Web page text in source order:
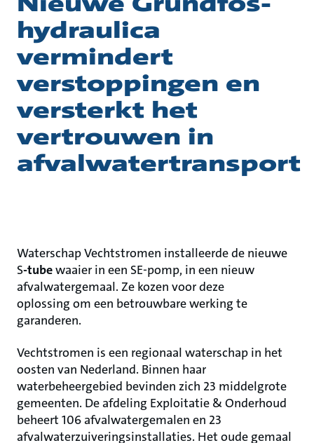
hydraulica
vermindert
verstoppingen en
versterkt het
vertrouwen in
afvalwatertransport
Waterschap Vechtstromen installeerde de nieuwe
S-tubewaaier in een SE-pomp, in een nieuw
afvalwatergemaal. Ze kozen voor deze
oplossing om een betrouwbare werking te
garanderen.
Vechtstromen is een regionaal waterschap in het
oosten van Nederland. Binnen haar
waterbeheergebied bevinden zich 23 middelgrote
gemeenten. De afdeling Exploitatie & Onderhoud
beheert 106 afvalwatergemalen en 23
afvalwaterzuiveringsinstallaties. Het oude gemaal